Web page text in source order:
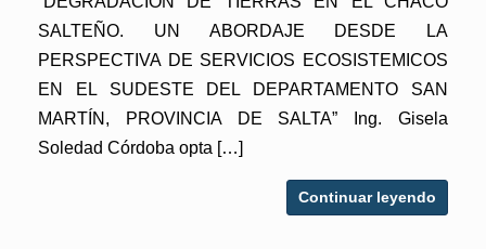
SALTEÑO. UN ABORDAJE DESDE LA
PERSPECTIVA DE SERVICIOS ECOSISTEMICOS
EN EL SUDESTE DEL DEPARTAMENTO SAN
MARTÍN, PROVINCIA DE SALTA” Ing. Gisela
Soledad Córdoba opta […]
Continuar leyendo